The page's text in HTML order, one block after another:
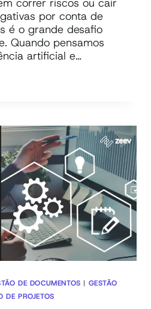
correr riscos ou cair
por conta de
é o grande desafio
Quando pensamos
artificial e…
DE DOCUMENTOS | GESTÃO
DE PROJETOS